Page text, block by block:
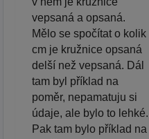
vepsaná a opsaná.
Mělo se spočítat o kolik
cm je kružnice opsaná
delší než vepsaná. Dál
tam byl příklad na
poměr, nepamatuju si
údaje, ale bylo to lehké.
Pak tam bylo příklad na